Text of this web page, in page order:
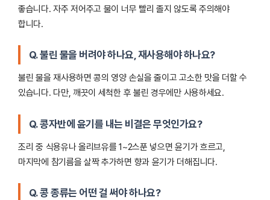
좋습니다. 자주 저어주고 물이 너무 빨리 졸지 않도록 주의해야
합니다.
Q. 불린 물을 버려야 하나요, 재사용해야 하나요?
불린 물을 재사용하면 콩의 영양 손실을 줄이고 고소한 맛을 더할 수
있습니다. 다만, 깨끗이 세척한 후 불린 경우에만 사용하세요.
Q. 콩자반에 윤기를 내는 비결은 무엇인가요?
조리 중 식용유나 올리브유를 1~2스푼 넣으면 윤기가 흐르고,
마지막에 참기름을 살짝 추가하면 향과 윤기가 더해집니다.
Q. 콩 종류는 어떤 걸 써야 하나요?